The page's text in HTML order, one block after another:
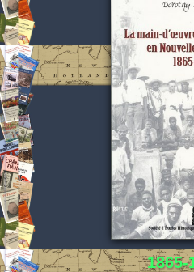
Espace réservé
1865-